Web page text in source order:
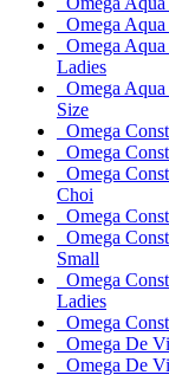
Omega
Omega
Ladies
Omega
Size
Omega
Omega
Omega
Choi
Omega
Omega
Small
Omega
Ladies
Omega
Omega De
Omega De